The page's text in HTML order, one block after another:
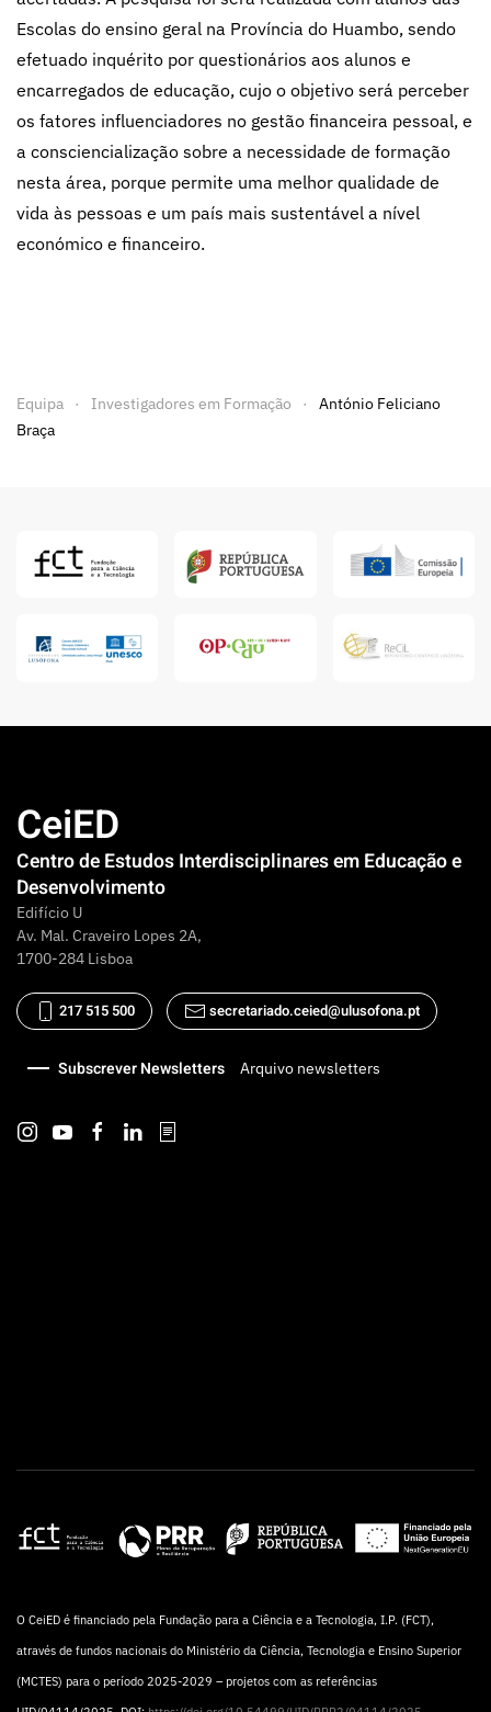
Escolas do ensino geral na Província do Huambo, sendo
efetuado inquérito por questionários aos alunos e
encarregados de educação, cujo o objetivo será perceber
os fatores influenciadores no gestão financeira pessoal, e
a consciencialização sobre a necessidade de formação
nesta área, porque permite uma melhor qualidade de
vida às pessoas e um país mais sustentável a nível
económico e financeiro.
Equipa Investigadores em Formação
António Feliciano
Braça
CeiED
Centro de Estudos Interdisciplinares em Educação e
Desenvolvimento
Edifício U
Av. Mal. Craveiro Lopes 2A,
1700-284 Lisboa
217 515 500 secretariado.ceied@ulusofona.pt
Subscrever Newsletters Arquivo newsletters
O CeiED é financiado pela Fundação para a Ciência e a Tecnologia, I.P. (FCT),
através de fundos nacionais do Ministério da Ciência, Tecnologia e Ensino Superior
(MCTES) para o período 2025-2029 – projetos com as referências